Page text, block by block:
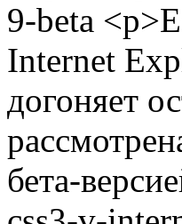
9-beta
Internet
догоняет
бета-